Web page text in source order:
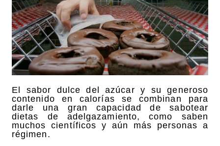
El sabor dulce del azúcar y su generoso
contenido en calorías se combinan para
darle una gran capacidad de sabotear
dietas de adelgazamiento, como saben
muchos científicos y aún más personas a
régimen.